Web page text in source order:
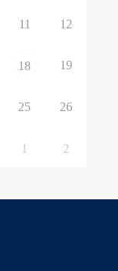
11 12
18 19
25 26
1 2